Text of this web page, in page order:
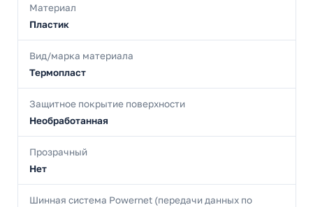
Материал
Пластик
Вид/марка материала
Термопласт
Защитное покрытие поверхности
Необработанная
Прозрачный
Нет
Шинная система Powernet (передачи данных по